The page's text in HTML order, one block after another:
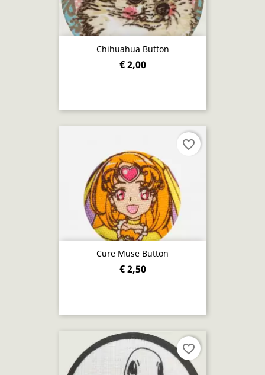
Chihuahua Button
€ 2,00
Cure Muse Button
€ 2,50
favorite_border
favorite_border